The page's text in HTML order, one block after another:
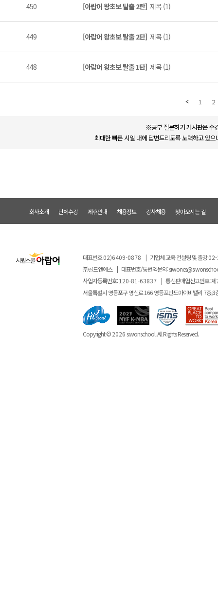
450 [아랍어 왕초보 탈출 2탄] 제목 (1)
449 [아랍어 왕초보 탈출 2탄] 제목 (1)
448 [아랍어 왕초보 탈출 1탄] 제목 (1)
1 2
※공부 질문하기 게시판은 수
최대한 빠른 시일 내에 답변드리도록 노력하고 있
회사소개 단체수강 제휴안내 채용정보 강사채용 찾아오시는 길
대표번호02)6409-0878 | 기업체 교육 컨설팅 및 출강
㈜골드앤에스 | 대표번호/통번역문의:
사업자등록번호:120-81-63837 | 통신판매업신고번호: 제
서울특별시 영등포구 영신로 166 영등포반도아이비밸리 7층,8
Copyright ©2026siwonschool. All Rights Reserved.